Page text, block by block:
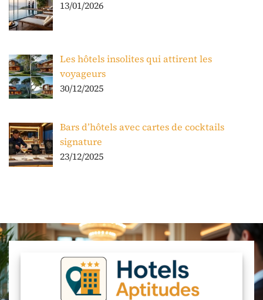
13/01/2026
Les hôtels insolites qui attirent les
voyageurs
30/12/2025
Bars d’hôtels avec cartes de cocktails
signature
23/12/2025